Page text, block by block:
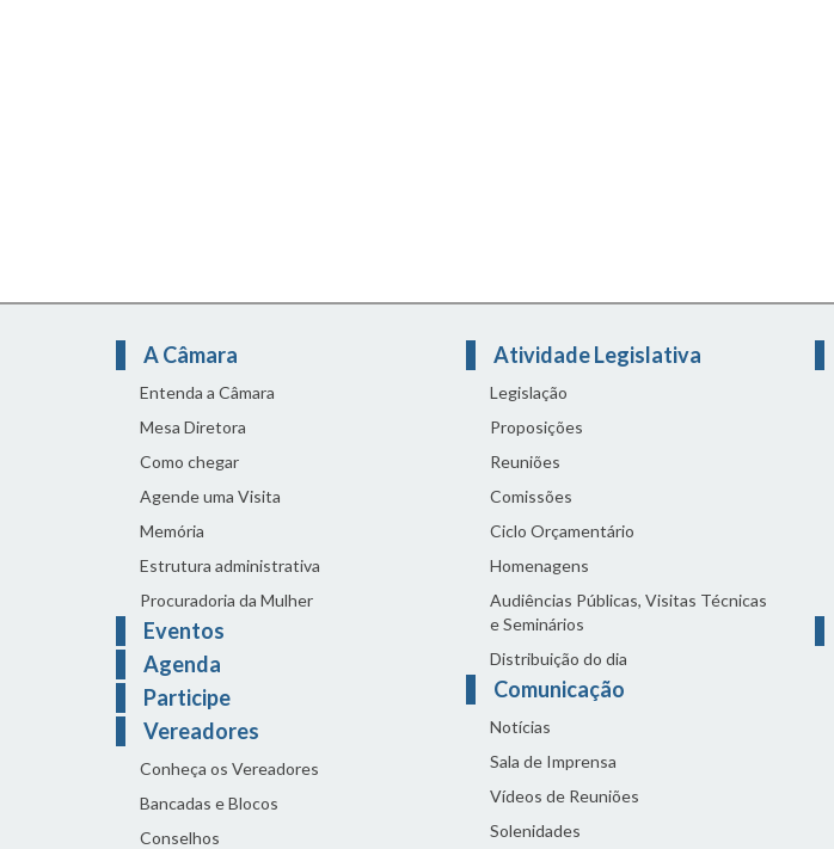
A Câmara
Entenda a Câmara
Mesa Diretora
Como chegar
Agende uma Visita
Memória
Estrutura administrativa
Procuradoria da Mulher
Eventos
Agenda
Participe
Vereadores
Conheça os Vereadores
Bancadas e Blocos
Conselhos
Atividade Legislativa
Legislação
Proposições
Reuniões
Comissões
Ciclo Orçamentário
Homenagens
Audiências Públicas, Visitas Técnicas
e Seminários
Distribuição do dia
Comunicação
Notícias
Sala de Imprensa
Vídeos de Reuniões
Solenidades